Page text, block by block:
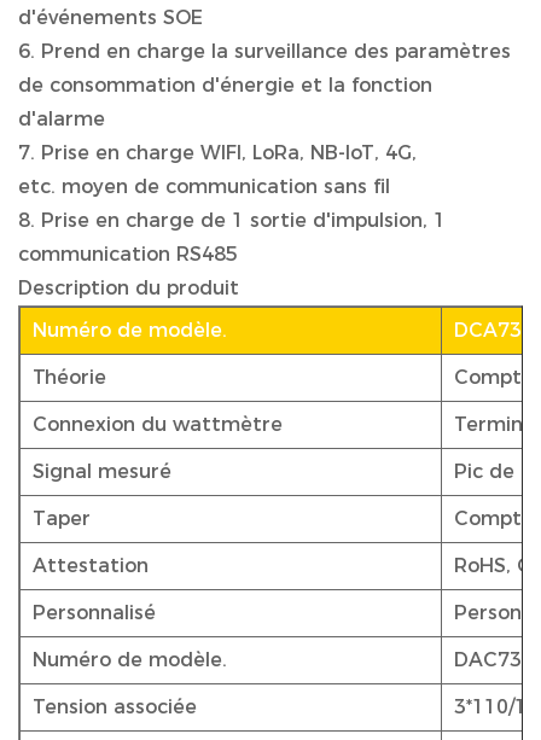
d'événements SOE
6. Prend en charge la surveillance des paramètres
de consommation d'énergie et la fonction
d'alarme
7. Prise en charge WIFI, LoRa, NB-IoT, 4G,
etc. moyen de communication sans fil
8. Prise en charge de 1 sortie d'impulsion, 1
communication RS485
Description du produit
Numéro de modèle.
Théorie
Connexion du wattmètre Terminal
Signal mesuré Pic de
Taper
Attestation RoHS,
Personnalisé
Numéro de modèle.
Tension associée 3*110/